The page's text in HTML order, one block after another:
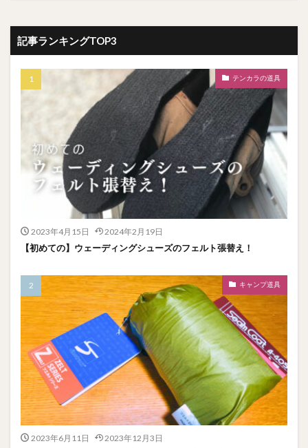
記事ランキングTOP3
テンカラの道具
2023年4月15日 2024年2月19日
【初めての】ウェーディングシューズのフェルト張替え！
キャンプ道具
2023年6月11日 2023年12月3日